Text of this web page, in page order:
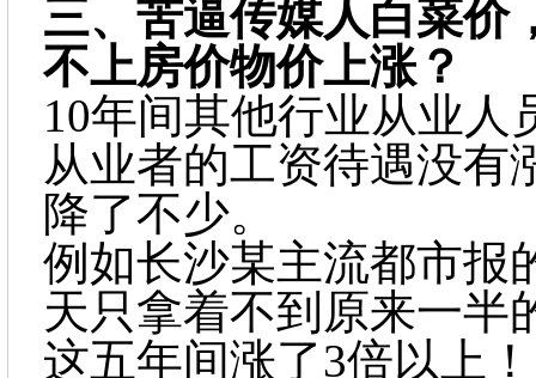
三、 苦逼传媒人白菜价
不上房价物价上涨？
10年间其他行业从业人
从业者的工资待遇没有
降了不少。
例如长沙某主流都市报
天只拿着不到原来一半
这五年间涨了3倍以上！